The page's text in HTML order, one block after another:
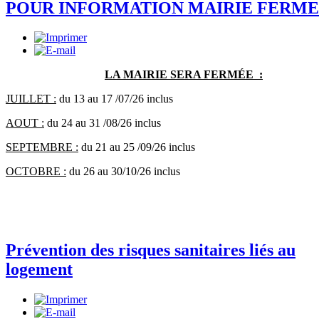
POUR INFORMATION MAIRIE
LA MAIRIE SERA FERMÉE :
JUILLET : du 13 au 17 /07/26 inclus
AOUT : du 24 au 31 /08/26 inclus
SEPTEMBRE : du 21 au 25 /09/26 inclus
OCTOBRE : du 26 au 30/10/26 inclus
Prévention des risques sanitaires liés au
logement